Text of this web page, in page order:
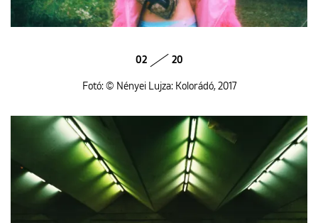
02 20
Fotó: © Nényei Lujza: Kolorádó, 2017